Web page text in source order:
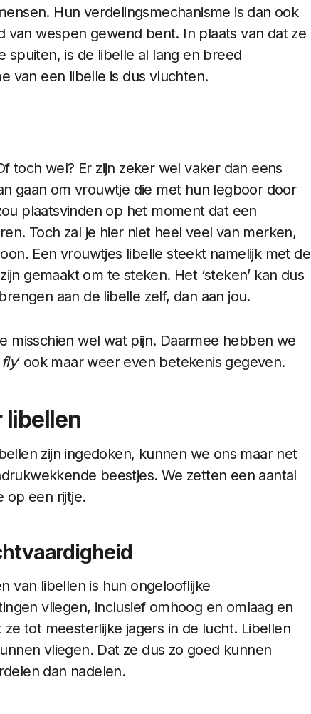
Hun verdelingsmechanisme is dan ook
van wespen gewend bent. In plaats van dat ze
spuiten, is de libelle al lang en breed
van een libelle is dus vluchten.
toch wel? Er zijn zeker wel vaker dan eens
gaan om vrouwtje die met hun legboor door
plaatsvinden op het moment dat een
Toch zal je hier niet heel veel van merken,
Een vrouwtjes libelle steekt namelijk met de
gemaakt om te steken. Het ‘steken’ kan dus
aan de libelle zelf, dan aan jou.
misschien wel wat pijn. Daarmee hebben we
‘ ook maar weer even betekenis gegeven.
libellen
zijn ingedoken, kunnen we ons maar net
beestjes. We zetten een aantal
op een rijtje.
van libellen is hun ongelooflijke
vliegen, inclusief omhoog en omlaag en
tot meesterlijke jagers in de lucht. Libellen
vliegen. Dat ze dus zo goed kunnen
dan nadelen.